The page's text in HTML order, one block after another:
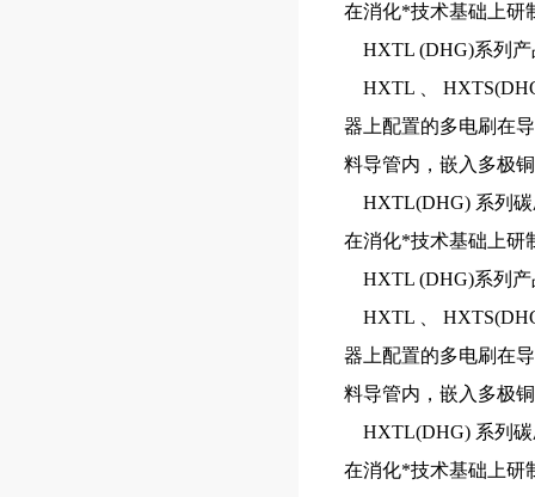
在消化*技术基础上研
HXTL (DHG)系列产
HXTL 、
器上配置的多电刷在
料导管内，嵌入多极
HXTL(DHG) 系列碳
在消化*技术基础上研
HXTL (DHG)系列产
HXTL 、
器上配置的多电刷在
料导管内，嵌入多极
HXTL(DHG) 系列碳
在消化*技术基础上研